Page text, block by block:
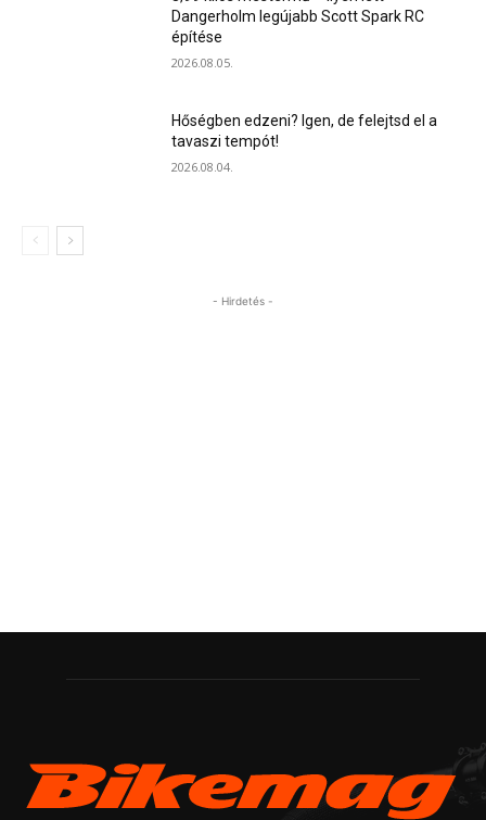
Dangerholm legújabb Scott Spark RC
építése
2026.08.05.
Hőségben edzeni? Igen, de felejtsd el a
tavaszi tempót!
2026.08.04.
- Hirdetés -